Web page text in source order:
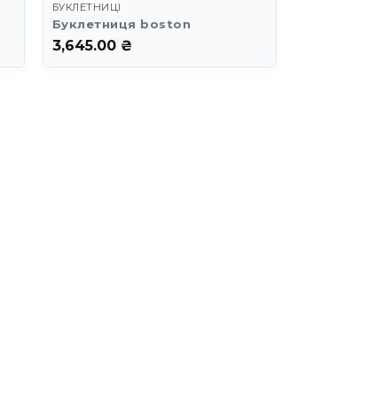
БУКЛЕТНИЦІ
Буклетниця boston
3,645.00 ₴